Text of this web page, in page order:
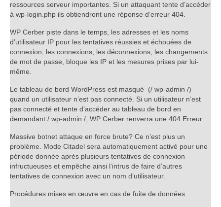
ressources serveur importantes. Si un attaquant tente d’accéder
à wp-login.php ils obtiendront une réponse d’erreur 404.
WP Cerber piste dans le temps, les adresses et les noms
d’utilisateur IP pour les tentatives réussies et échouées de
connexion, les connexions, les déconnexions, les changements
de mot de passe, bloque les IP et les mesures prises par lui-
même.
Le tableau de bord WordPress est masqué (/ wp-admin /)
quand un utilisateur n’est pas connecté. Si un utilisateur n’est
pas connecté et tente d’accéder au tableau de bord en
demandant / wp-admin /, WP Cerber renverra une 404 Erreur.
Massive botnet attaque en force brute? Ce n’est plus un
problème. Mode Citadel sera automatiquement activé pour une
période donnée après plusieurs tentatives de connexion
infructueuses et empêche ainsi l’intrus de faire d’autres
tentatives de connexion avec un nom d’utilisateur.
Procédures mises en œuvre en cas de fuite de données